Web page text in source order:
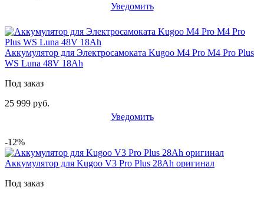
Уведомить
Аккумулятор для Электросамоката Kugoo M4 Pro M4 Pro Plus
WS Luna 48V 18Ah
Под заказ
25 999 руб.
Уведомить
-12%
Аккумулятор для Kugoo V3 Pro Plus 28Ah оригинал
Под заказ